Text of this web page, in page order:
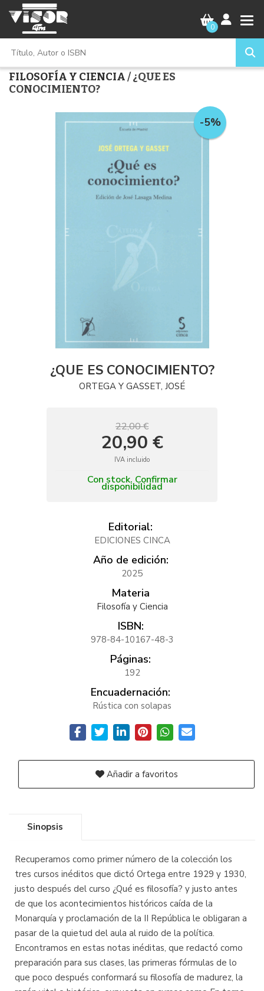
0
FILOSOFÍA Y CIENCIA/ ¿QUE ES
CONOCIMIENTO?
-5%
¿QUE ES CONOCIMIENTO?
ORTEGA Y GASSET, JOSÉ
22,00 €
20,90 €
IVA incluido
Con stock. Confirmar
disponibilidad
Editorial:
EDICIONES CINCA
Año de edición:
2025
Materia
Filosofía y Ciencia
ISBN:
978-84-10167-48-3
Páginas:
192
Encuadernación:
Rústica con solapas
Añadir a favoritos
Sinopsis
Recuperamos como primer número de la colección los
tres cursos inéditos que dictó Ortega entre 1929 y 1930,
justo después del curso ¿Qué es filosofía? y justo antes
de que los acontecimientos históricos caída de la
Monarquía y proclamación de la II República le obligaran a
pasar de la quietud del aula al ruido de la política.
Encontramos en estas notas inéditas, que redactó como
preparación para sus clases, las primeras fórmulas de lo
que poco después conformará su filosofía de madurez, la